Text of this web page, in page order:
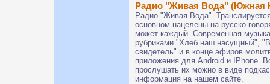
Радио "Живая Вода" (Южная
Радио "Живая Вода".
основном нацелены на русско-
может каждый. Современная
рубриками "Хлеб наш насущный",
свидетель" и в конце эфиров
приложения для Android и IPhone.
прослушать их можно в виде
информация на нашем сайте.